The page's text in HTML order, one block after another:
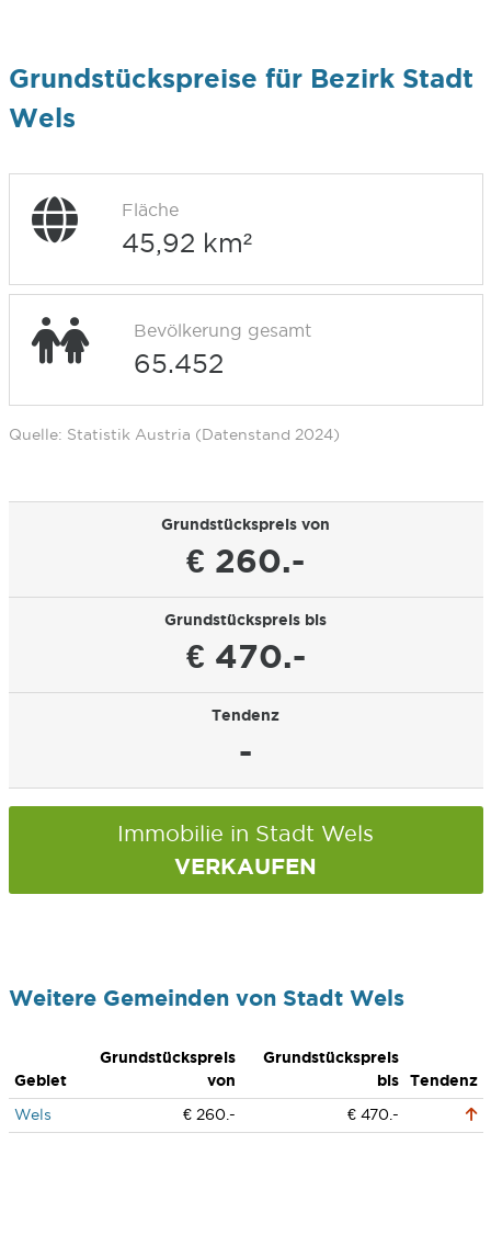
Grundstückspreise für Bezirk Stadt
Wels
Fläche
45,92 km²
Bevölkerung gesamt
65.452
Quelle: Statistik Austria (Datenstand 2024)
Grundstückspreis von
€ 260.-
Grundstückspreis bis
€ 470.-
Tendenz
-
Immobilie in Stadt Wels
VERKAUFEN
Weitere Gemeinden von Stadt Wels
Gebiet
Grundstückspreis
von
Grundstückspreis
bis
Tendenz
Wels
€ 260.- € 470.-